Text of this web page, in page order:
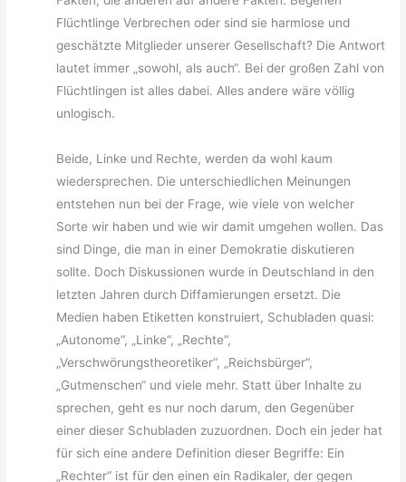
Flüchtlinge Verbrechen oder sind sie harmlose und
geschätzte Mitglieder unserer Gesellschaft? Die Antwort
lautet immer „sowohl, als auch“. Bei der großen Zahl von
Flüchtlingen ist alles dabei. Alles andere wäre völlig
unlogisch.
Beide, Linke und Rechte, werden da wohl kaum
wiedersprechen. Die unterschiedlichen Meinungen
entstehen nun bei der Frage, wie viele von welcher
Sorte wir haben und wie wir damit umgehen wollen. Das
sind Dinge, die man in einer Demokratie diskutieren
sollte. Doch Diskussionen wurde in Deutschland in den
letzten Jahren durch Diffamierungen ersetzt. Die
Medien haben Etiketten konstruiert, Schubladen quasi:
„Autonome“, „Linke“, „Rechte“,
„Verschwörungstheoretiker“, „Reichsbürger“,
„Gutmenschen“ und viele mehr. Statt über Inhalte zu
sprechen, geht es nur noch darum, den Gegenüber
einer dieser Schubladen zuzuordnen. Doch ein jeder hat
für sich eine andere Definition dieser Begriffe: Ein
„Rechter“ ist für den einen ein Radikaler, der gegen